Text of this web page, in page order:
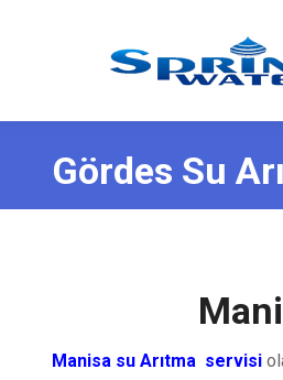
Gördes Su
Manisa su Arıtma servisi